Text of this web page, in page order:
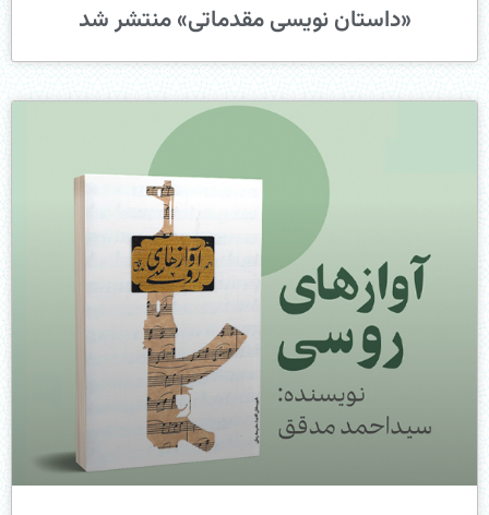
«داستان نویسی مقدماتی» منتشر شد